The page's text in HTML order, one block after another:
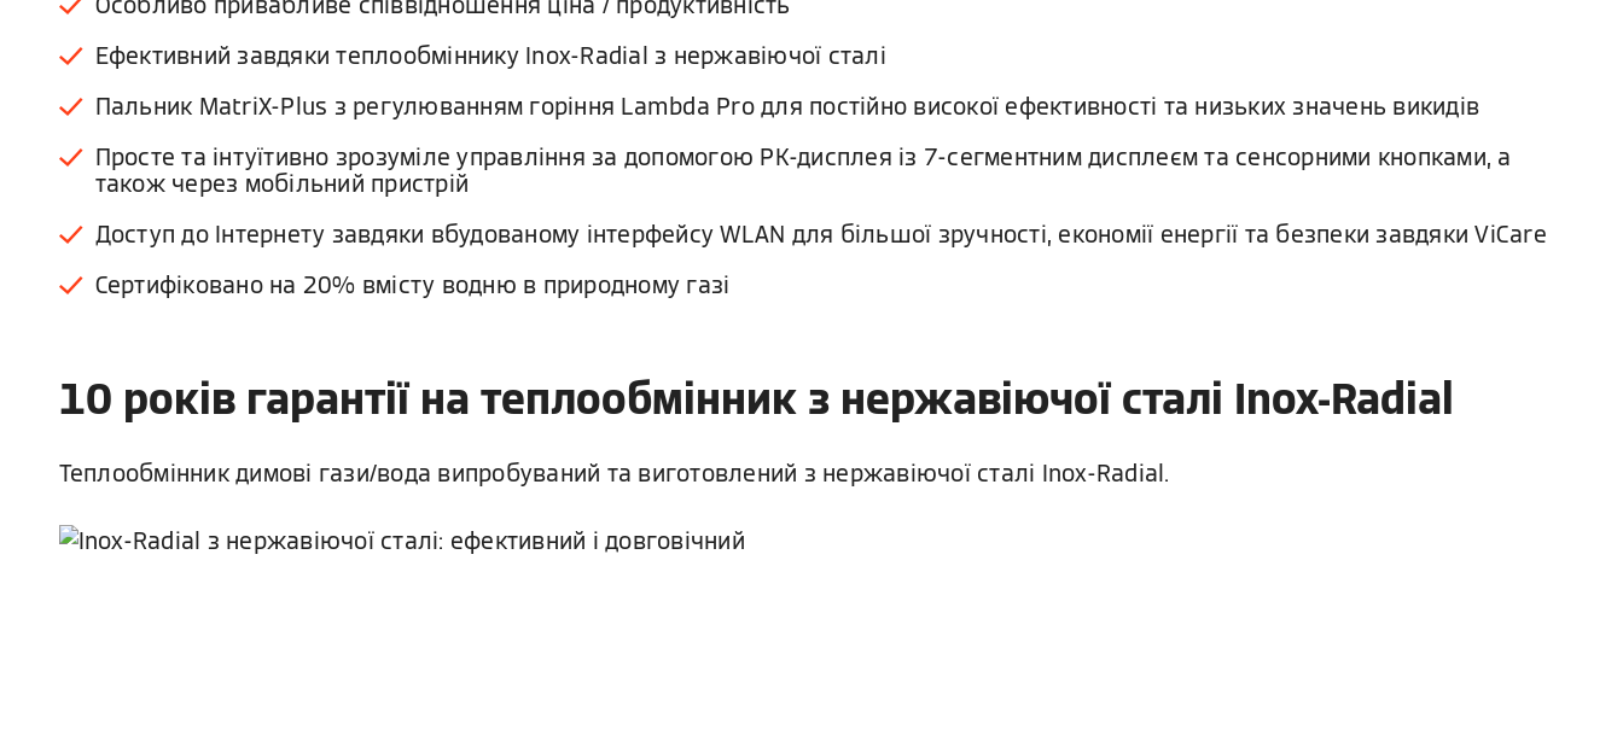
Ефективний завдяки теплообміннику Inox-Radial з нержавіючої сталі
Пальник MatriX-Plus з регулюванням горіння Lambda Pro для постійно високої ефективності та низьких значень викидів
Просте та інтуїтивно зрозуміле управління за допомогою РК-дисплея із 7-сегментним дисплеєм та сенсорними кнопками, а
також через мобільний пристрій
Доступ до Інтернету завдяки вбудованому інтерфейсу WLAN для більшої зручності, економії енергії та безпеки завдяки ViCare
Сертифіковано на 20% вмісту водню в природному газі
10 років гарантії на теплообмінник з нержавіючої сталі Inox-Radial
Теплообмінник димові гази/вода випробуваний та виготовлений з нержавіючої сталі Inox-Radial.